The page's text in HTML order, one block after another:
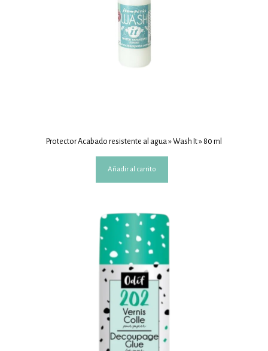
Protector Acabado resistente al agua » Wash It » 80 ml
Añadir al carrito